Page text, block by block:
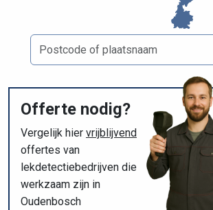
Offerte nodig?
Vergelijk hier vrijblijvend
offertes van
lekdetectiebedrijven die
werkzaam zijn in
Oudenbosch